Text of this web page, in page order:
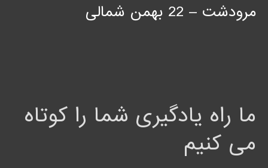
مرودشت – 22 بهمن شمالی
ما راه یادگیری شما را کوتاه
می کنیم